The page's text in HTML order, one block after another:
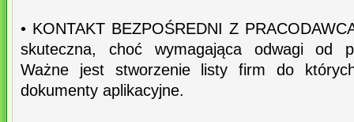
• KONTAKT BEZPOŚREDNI Z
skuteczna, choć wymagająca odwagi od
Ważne jest stworzenie listy firm do
dokumenty aplikacyjne.